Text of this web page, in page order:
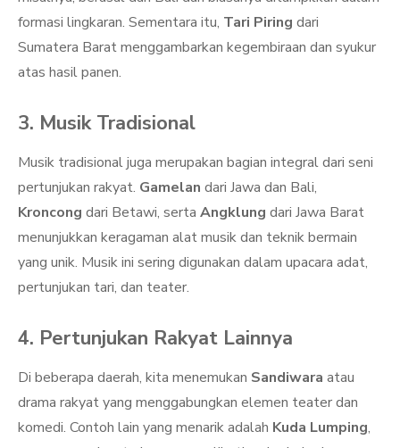
formasi lingkaran. Sementara itu, Tari Piring dari
Sumatera Barat menggambarkan kegembiraan dan syukur
atas hasil panen.
3. Musik Tradisional
Musik tradisional juga merupakan bagian integral dari seni
pertunjukan rakyat. Gamelan dari Jawa dan Bali,
Kroncong dari Betawi, serta Angklung dari Jawa Barat
menunjukkan keragaman alat musik dan teknik bermain
yang unik. Musik ini sering digunakan dalam upacara adat,
pertunjukan tari, dan teater.
4. Pertunjukan Rakyat Lainnya
Di beberapa daerah, kita menemukan Sandiwara atau
drama rakyat yang menggabungkan elemen teater dan
komedi. Contoh lain yang menarik adalah Kuda Lumping,